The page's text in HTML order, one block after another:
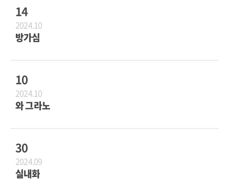
14
2024.10
방가심
10
2024.10
와 그라노
30
2024.09
실내화